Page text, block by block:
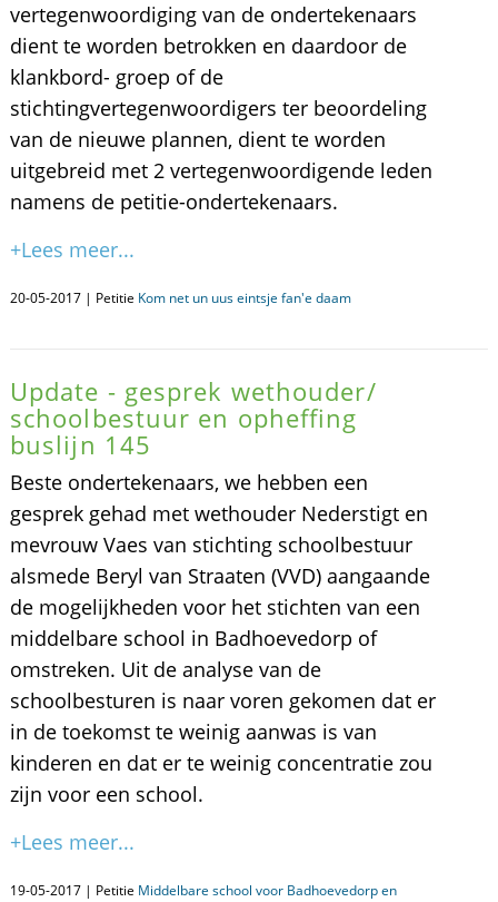
vertegenwoordiging van de ondertekenaars
dient te worden betrokken en daardoor de
klankbord- groep of de
stichtingvertegenwoordigers ter beoordeling
van de nieuwe plannen, dient te worden
uitgebreid met 2 vertegenwoordigende leden
namens de petitie-ondertekenaars.
+Lees meer...
20-05-2017 | Petitie Kom net un uus eintsje fan'e daam
Update - gesprek wethouder/
schoolbestuur en opheffing
buslijn 145
Beste ondertekenaars, we hebben een
gesprek gehad met wethouder Nederstigt en
mevrouw Vaes van stichting schoolbestuur
alsmede Beryl van Straaten (VVD) aangaande
de mogelijkheden voor het stichten van een
middelbare school in Badhoevedorp of
omstreken. Uit de analyse van de
schoolbesturen is naar voren gekomen dat er
in de toekomst te weinig aanwas is van
kinderen en dat er te weinig concentratie zou
zijn voor een school.
+Lees meer...
19-05-2017 | Petitie Middelbare school voor Badhoevedorp en